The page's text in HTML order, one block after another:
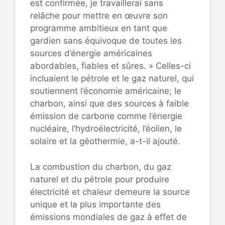
est confirmée, je travaillerai sans
relâche pour mettre en œuvre son
programme ambitieux en tant que
gardien sans équivoque de toutes les
sources d’énergie américaines
abordables, fiables et sûres. » Celles-ci
incluaient le pétrole et le gaz naturel, qui
soutiennent l’économie américaine; le
charbon, ainsi que des sources à faible
émission de carbone comme l’énergie
nucléaire, l’hydroélectricité, l’éolien, le
solaire et la géothermie, a-t-il ajouté.
La combustion du charbon, du gaz
naturel et du pétrole pour produire
électricité et chaleur demeure la source
unique et la plus importante des
émissions mondiales de gaz à effet de